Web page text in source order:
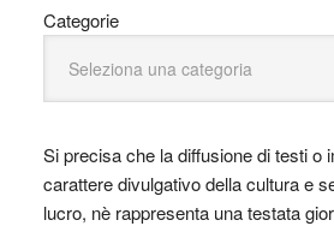
Categorie
Si precisa che la diffusione di testi o
carattere divulgativo della cultura e
lucro, nè rappresenta una testata